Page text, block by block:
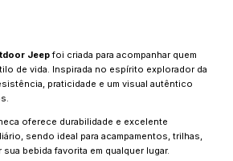
Jeepfoi criada para acompanhar quem
de vida. Inspirada no espírito explorador da
praticidade e um visual autêntico
oferece durabilidade e excelente
sendo ideal para acampamentos, trilhas,
bebida favorita em qualquer lugar.